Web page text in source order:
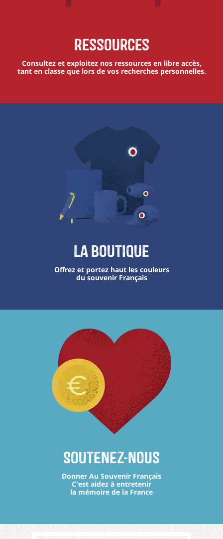
Ressources
Consultez et exploitez nos ressources en libre accès,
tant en classe que lors de vos recherches personnelles.
La boutique
Offrez et portez haut les couleurs
du souvenir Français
Soutenez-nous
Donner Au Souvenir Français
C'est aidez à entretenir
la mémoire de la France